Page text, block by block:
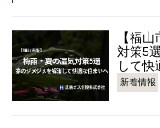
【福
対策5
して快
新着情報